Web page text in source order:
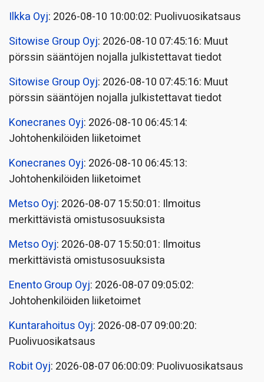
Ilkka Oyj: 2026-08-10 10:00:02: Puolivuosikatsaus
Sitowise Group Oyj: 2026-08-10 07:45:16: Muut
pörssin sääntöjen nojalla julkistettavat tiedot
Sitowise Group Oyj: 2026-08-10 07:45:16: Muut
pörssin sääntöjen nojalla julkistettavat tiedot
Konecranes Oyj: 2026-08-10 06:45:14:
Johtohenkilöiden liiketoimet
Konecranes Oyj: 2026-08-10 06:45:13:
Johtohenkilöiden liiketoimet
Metso Oyj: 2026-08-07 15:50:01: Ilmoitus
merkittävistä omistusosuuksista
Metso Oyj: 2026-08-07 15:50:01: Ilmoitus
merkittävistä omistusosuuksista
Enento Group Oyj: 2026-08-07 09:05:02:
Johtohenkilöiden liiketoimet
Kuntarahoitus Oyj: 2026-08-07 09:00:20:
Puolivuosikatsaus
Robit Oyj: 2026-08-07 06:00:09: Puolivuosikatsaus